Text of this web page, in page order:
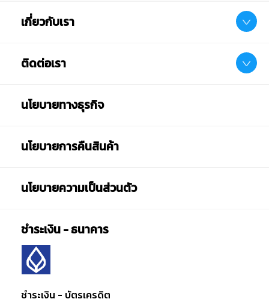
เกี่ยวกับเรา
ติดต่อเรา
นโยบายทางธุรกิจ
นโยบายการคืนสินค้า
นโยบายความเป็นส่วนตัว
ชำระเงิน - ธนาคาร
ชำระเงิน - บัตรเครดิต